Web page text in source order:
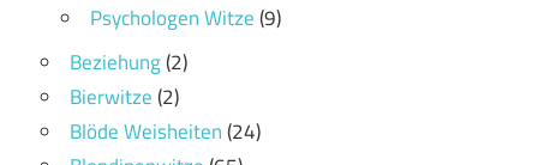
Psychologen Witze(9)
Beziehung(2)
Bierwitze(2)
Blöde Weisheiten(24)